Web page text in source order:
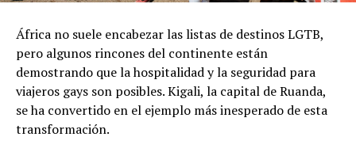
África no suele encabezar las listas de destinos LGTB,
pero algunos rincones del continente están
demostrando que la hospitalidad y la seguridad para
viajeros gays son posibles. Kigali, la capital de Ruanda,
se ha convertido en el ejemplo más inesperado de esta
transformación.